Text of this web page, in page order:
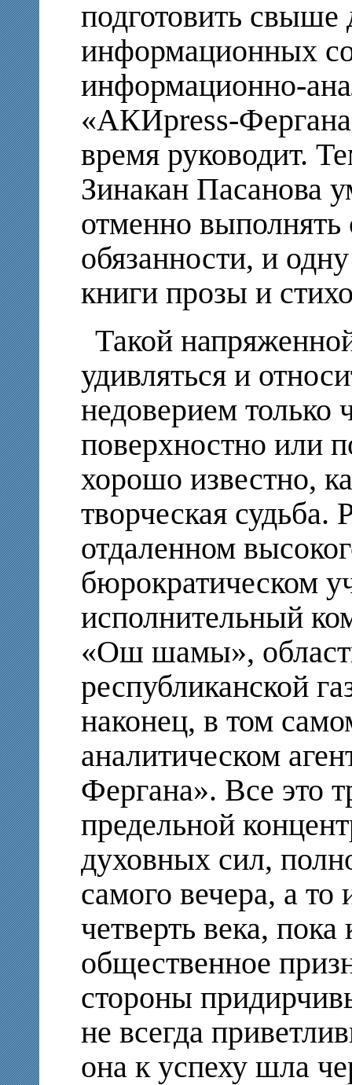
подготовить свыше
информационных
информационно-
«АКИpress-
время руководит.
Зинакан Пасанова
отменно
обязанности, и
книги прозы и
Такой
удивляться и
недоверием только
поверхностно или
хорошо известно,
творческая судьба.
отдаленном
бюрократическом
исполнительный
«Ош шамы»,
республиканской
наконец, в том
аналитическом
Фергана». Все это
предельной
духовных сил,
самого вечера, а
четверть века,
общественное
стороны
не всегда
она к успеху шла